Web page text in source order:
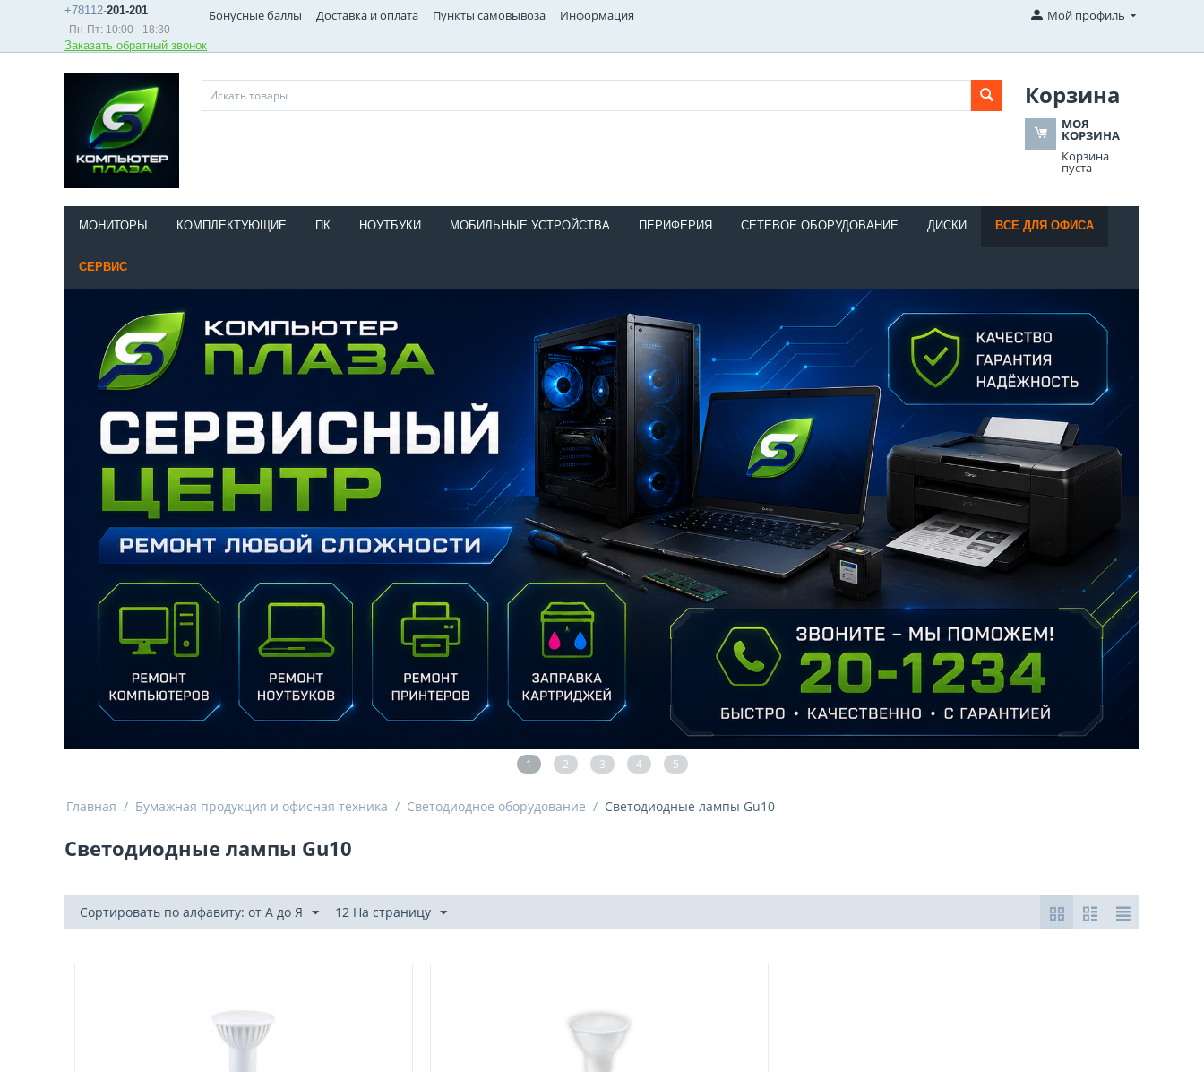
+78112-201-201
Пн-Пт: 10:00 - 18:30
Заказать обратный звонок
Бонусные баллы Доставка и оплата Пункты самовывоза Информация Мой профиль
Корзина
МОЯ
КОРЗИНА
Корзина
пуста
МОНИТОРЫ КОМПЛЕКТУЮЩИЕ ПК НОУТБУКИ МОБИЛЬНЫЕ УСТРОЙСТВА ПЕРИФЕРИЯ СЕТЕВОЕ ОБОРУДОВАНИЕ ДИСКИ ВСЕ ДЛЯ ОФИСА
СЕРВИС
1 2 3 4 5
Главная / Бумажная продукция и офисная техника / Светодиодное оборудование / Светодиодные лампы Gu10
Светодиодные лампы Gu10
Сортировать по алфавиту: от А до Я 12 На страницу